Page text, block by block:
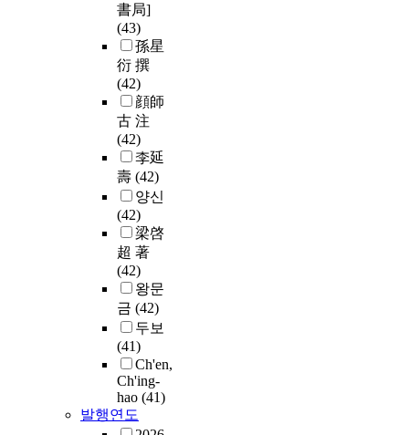
書局]
(43)
孫星
衍 撰
(42)
顔師
古 注
(42)
李延
壽 (42)
양신
(42)
梁啓
超 著
(42)
왕문
금 (42)
두보
(41)
Ch'en,
Ch'ing-
hao (41)
발행연도